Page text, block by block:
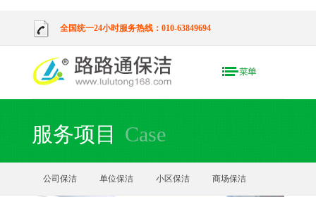
全国统一24小时服务热线：010-63849694
服务项目 Case
公司保洁 单位保洁 小区保洁 商场保洁